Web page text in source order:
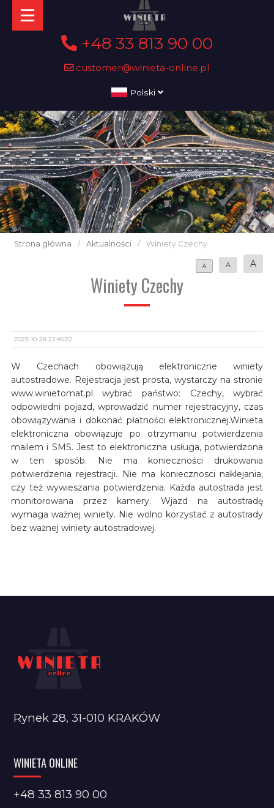
+48 33 813 90 00
customer@winieta-online.pl
Polski
Strona główna / Aktualności / Winiety Czechy
A A A
Winiety Czechy
2023-10-28 22:45:22
W Czechach obowiązują elektroniczne winiety
autostradowe. Rejestracja jest prosta, wystarczy na stronie
www.winietomat.pl wybrać państwo: Czechy, wybrać
odpowiedni pojazd, wprowadzić numer rejestracyjny, czas
obowiązywania i dokonać płatności elektronicznej.Winieta
elektroniczna obowiązuje po otrzymaniu potwierdzenia
mailem i SMS. Jest to elektroniczna usługa, potwierdzona
w ten sposób. Nie ma konieczności drukowania
potwierdzenia rejestracji. Nie ma koniecznosci naklejania,
czy też wywieszania potwierdzenia. Każda autostrada jest
monitorowana przez kamery. Wjazd na autostradę
wymaga ważnej winiety. Nie wolno korzystać z autostrady
bez ważnej winiety autostradowej.
Rynek 28, 31-010 KRAKÓW
WINIETA ONLINE
+48 33 813 90 00